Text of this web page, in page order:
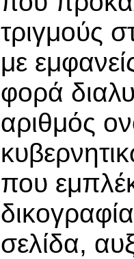
τριγμούς
με
φορά
αριθμός
που
σελίδα,